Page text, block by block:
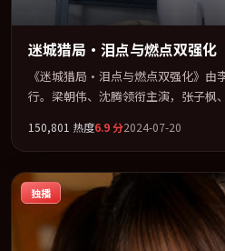
迷城猎局·泪点与燃点双强化
《迷城猎局·泪点与燃点双强化》由
行。梁朝伟、沈腾领衔主演，张子枫
表演与视听上力求统一。定于 2024-
步亮相，2024 年度话题片中口碑稳
的观众完整观看。
150,801 热度6.9分2024-07-20
独播